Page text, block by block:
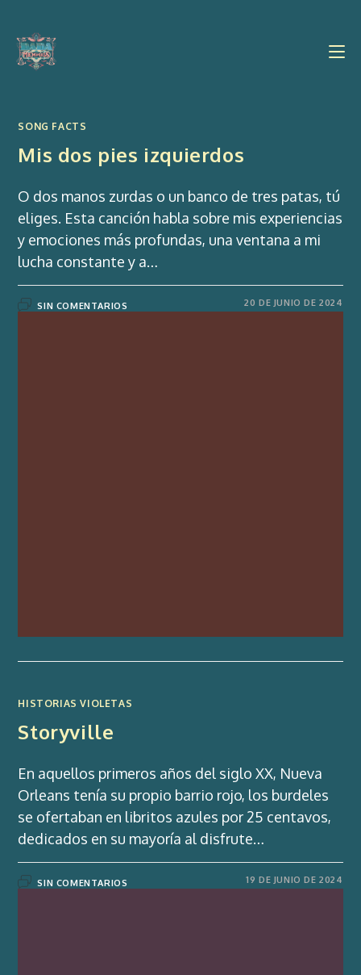
contenido
SONG FACTS
Mis dos pies izquierdos
O dos manos zurdas o un banco de tres patas, tú
eliges. Esta canción habla sobre mis experiencias
y emociones más profundas, una ventana a mi
lucha constante y a…
SIN COMENTARIOS 20 DE JUNIO DE 2024
HISTORIAS VIOLETAS
Storyville
En aquellos primeros años del siglo XX, Nueva
Orleans tenía su propio barrio rojo, los burdeles
se ofertaban en libritos azules por 25 centavos,
dedicados en su mayoría al disfrute…
SIN COMENTARIOS 19 DE JUNIO DE 2024